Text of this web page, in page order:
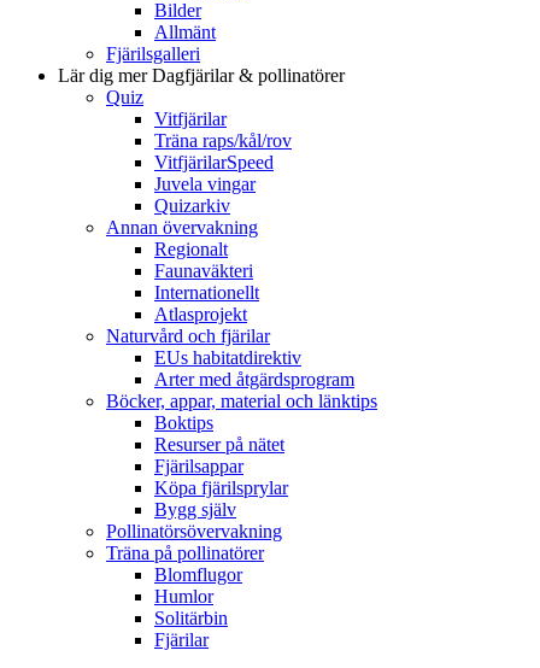
Bilder
Allmänt
Fjärilsgalleri
Lär dig merDagfjärilar & pollinatörer
Quiz
Vitfjärilar
Träna raps/kål/rov
VitfjärilarSpeed
Juvela vingar
Quizarkiv
Annan övervakning
Regionalt
Faunaväkteri
Internationellt
Atlasprojekt
Naturvård och fjärilar
EUs habitatdirektiv
Arter med åtgärdsprogram
Böcker, appar, material och länktips
Boktips
Resurser på nätet
Fjärilsappar
Köpa fjärilsprylar
Bygg själv
Pollinatörsövervakning
Träna på pollinatörer
Blomflugor
Humlor
Solitärbin
Fjärilar